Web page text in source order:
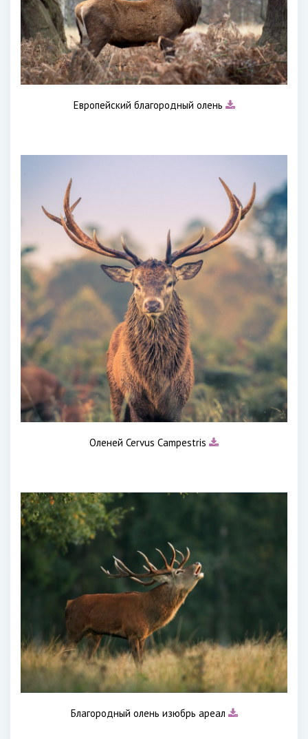
Европейский благородный олень
Оленей Cervus Campestris
Благородный олень изюбрь ареал